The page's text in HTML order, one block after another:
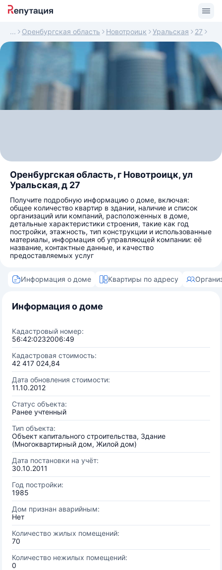
Оренбургская область Новотроицк Уральская 27
Оренбургская область, г Новотроицк, ул
Уральская, д 27
Получите подробную информацию о доме, включая:
общее количество квартир в здании, наличие и список
организаций или компаний, расположенных в доме,
детальные характеристики строения, такие как год
постройки, этажность, тип конструкции и использованные
материалы, информация об управляющей компании: её
название, контактные данные, и качество
предоставляемых услуг
Информация о доме Квартиры по адресу
Информация о доме
Кадастровый номер:
56:42:0232006:49
Кадастровая стоимость:
42 417 024,84
Дата обновления стоимости:
11.10.2012
Статус объекта:
Ранее учтенный
Тип объекта:
Объект капитального строительства, Здание
(Многоквартирный дом, Жилой дом)
Дата постановки на учёт:
30.10.2011
Год постройки:
1985
Дом признан аварийным:
Нет
Количество жилых помещений:
70
Количество нежилых помещений:
0